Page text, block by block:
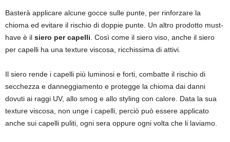
Basterà applicare alcune gocce sulle punte, per rinforzare la
chioma ed evitare il rischio di doppie punte. Un altro prodotto must-
have è il siero per capelli . Così come il siero viso, anche il siero
per capelli ha una texture viscosa, ricchissima di attivi.
Il siero rende i capelli più luminosi e forti, combatte il rischio di
secchezza e danneggiamento e protegge la chioma dai danni
dovuti ai raggi UV, allo smog e allo styling con calore. Data la sua
texture viscosa, non unge i capelli, perciò può essere applicato
anche sui capelli puliti, ogni sera oppure ogni volta che li laviamo.